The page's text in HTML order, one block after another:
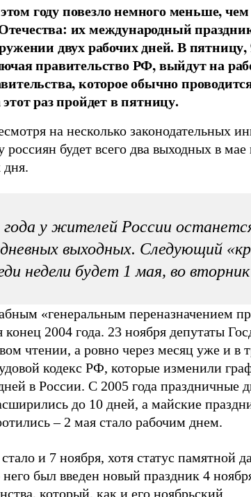
году повезло немного меньше, чем
их международный
двух рабочих дней. В пятницу,
правительство РФ, выйдут на
которое обычно
раз пройдет в пятницу.
на несколько законодательных
будет всего два выходных в мае
дня.
года у жителей России
выходных. Следующий
недели будет 1 мая, во вторник
«генеральным переназначением
конец 2004 года. 23 ноября депутаты
чтении, а ровно через месяц уже и в
кодекс РФ, которые изменили
в России. С 2005 года праздничные
до 10 дней, а майские
– 2 мая стало рабочим днем.
и 7 ноября, хотя статус памятной
был введен новый праздник 4
который, как и его ноябрьский